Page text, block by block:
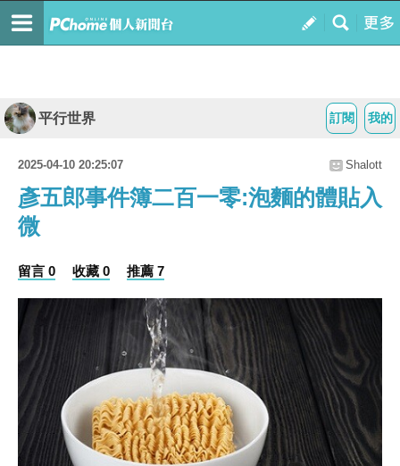
我的
訂閱
平行世界
2025-04-10 20:25:07 Shalott
彥五郎事件簿二百一零:泡麵的體貼入
微
留言 0 收藏 0 推薦 7